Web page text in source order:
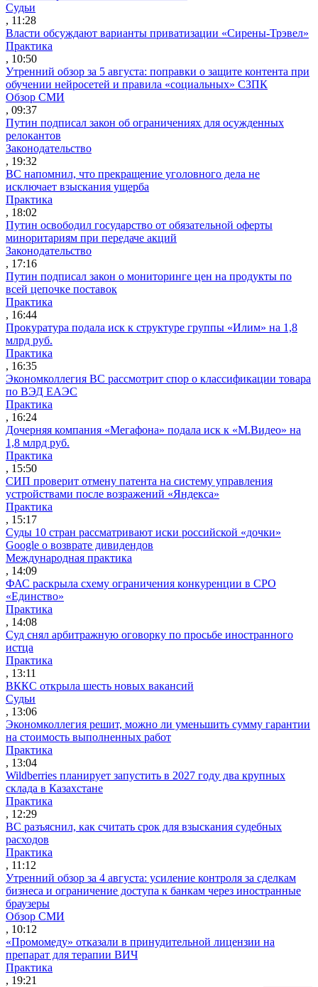
Судьи
, 11:28
Власти обсуждают варианты приватизации «Сирены-Трэвел»
Практика
, 10:50
Утренний обзор за 5 августа: поправки о защите контента при
обучении нейросетей и правила «социальных» СЗПК
Обзор СМИ
, 09:37
Путин подписал закон об ограничениях для осужденных
релокантов
Законодательство
, 19:32
ВС напомнил, что прекращение уголовного дела не
исключает взыскания ущерба
Практика
, 18:02
Путин освободил государство от обязательной оферты
миноритариям при передаче акций
Законодательство
, 17:16
Путин подписал закон о мониторинге цен на продукты по
всей цепочке поставок
Практика
, 16:44
Прокуратура подала иск к структуре группы «Илим» на 1,8
млрд руб.
Практика
, 16:35
Экономколлегия ВС рассмотрит спор о классификации товара
по ВЭД ЕАЭС
Практика
, 16:24
Дочерняя компания «Мегафона» подала иск к «М.Видео» на
1,8 млрд руб.
Практика
, 15:50
СИП проверит отмену патента на систему управления
устройствами после возражений «Яндекса»
Практика
, 15:17
Суды 10 стран рассматривают иски российской «дочки»
Google о возврате дивидендов
Международная практика
, 14:09
ФАС раскрыла схему ограничения конкуренции в СРО
«Единство»
Практика
, 14:08
Суд снял арбитражную оговорку по просьбе иностранного
истца
Практика
, 13:11
ВККС открыла шесть новых вакансий
Судьи
, 13:06
Экономколлегия решит, можно ли уменьшить сумму гарантии
на стоимость выполненных работ
Практика
, 13:04
Wildberries планирует запустить в 2027 году два крупных
склада в Казахстане
Практика
, 12:29
ВС разъяснил, как считать срок для взыскания судебных
расходов
Практика
, 11:12
Утренний обзор за 4 августа: усиление контроля за сделкам
бизнеса и ограничение доступа к банкам через иностранные
браузеры
Обзор СМИ
, 10:12
«Промомеду» отказали в принудительной лицензии на
препарат для терапии ВИЧ
Практика
, 19:21